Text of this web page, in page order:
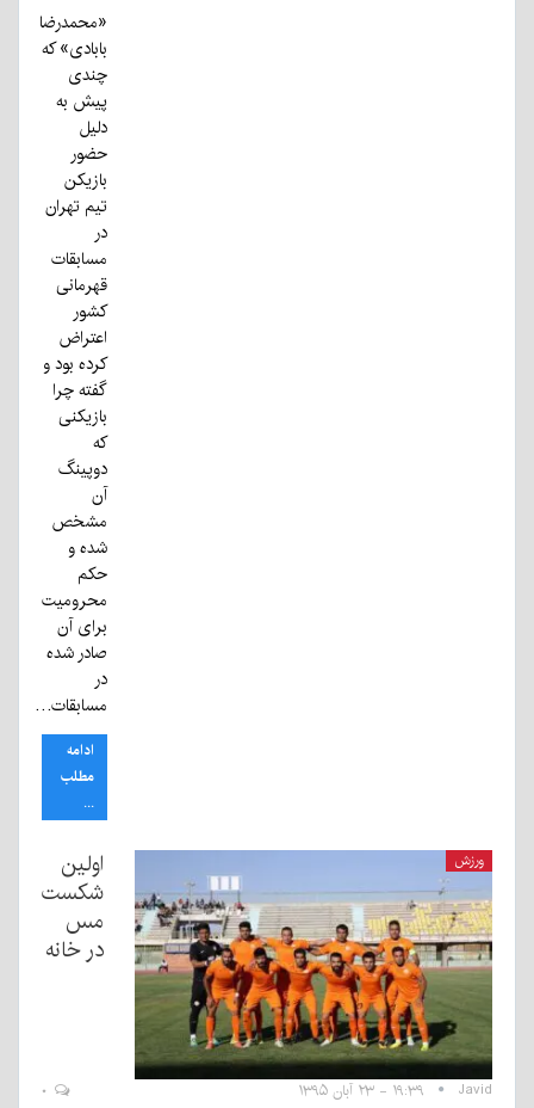
«محمدرضا
بابادی» که
چندی
پیش به
دلیل
حضور
بازیکن
تیم تهران
در
مسابقات
قهرمانی
کشور
اعتراض
کرده بود و
گفته چرا
بازیکنی
که
دوپینگ
آن
مشخص
شده و
حکم
محرومیت
برای آن
صادر شده
در
مسابقات…
ادامه
مطلب
...
ورزش
اولین
شکست
مس
در خانه
Javid ۱۹:۳۹ - ۲۳ آبان ۱۳۹۵